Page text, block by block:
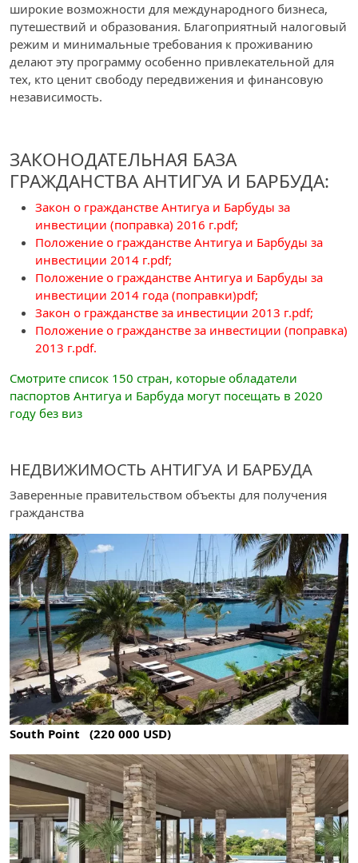
широкие возможности для международного бизнеса,
путешествий и образования. Благоприятный налоговый
режим и минимальные требования к проживанию
делают эту программу особенно привлекательной для
тех, кто ценит свободу передвижения и финансовую
независимость.
ЗАКОНОДАТЕЛЬНАЯ БАЗА
ГРАЖДАНСТВА АНТИГУА И БАРБУДА:
Закон о гражданстве Антигуа и Барбуды за
инвестиции (поправка) 2016 г.pdf;
Положение о гражданстве Антигуа и Барбуды за
инвестиции 2014 г.pdf;
Положение о гражданстве Антигуа и Барбуды за
инвестиции 2014 года (поправки)pdf;
Закон о гражданстве за инвестиции 2013 г.pdf;
Положение о гражданстве за инвестиции (поправка)
2013 г.pdf.
Смотрите список 150 стран, которые обладатели
паспортов Антигуа и Барбуда могут посещать в 2020
году без виз
НЕДВИЖИМОСТЬ АНТИГУА И БАРБУДА
Заверенные правительством объекты для получения
гражданства
South Point (220 000 USD)